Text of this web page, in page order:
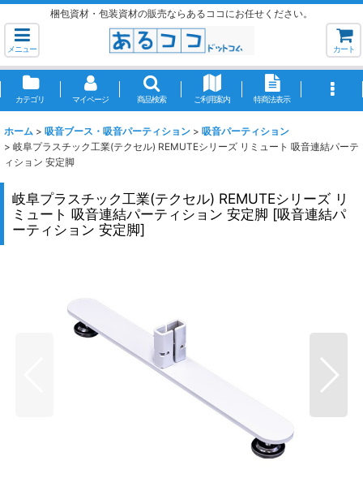
梱包資材・包装資材の販売ならあるココにお任せください。
メニュー カート
カテゴリ マイページ 商品検索 ご利用案内 特商法表示
ホーム > 吸音ブース・吸音パーティション > 吸音パーティション
> 岐阜プラスチック工業(テクセル) REMUTEシリーズ リミュート 吸音連結パーテ
ィション 安定脚
岐阜プラスチック工業(テクセル) REMUTEシリーズ リ
ミュート 吸音連結パーティション 安定脚 [吸音連結パ
ーティション 安定脚]